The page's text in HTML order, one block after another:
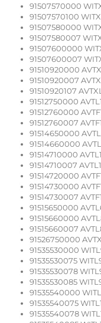
91507570000
91507570100
91507580000
91507580007
91507600000
91507600007
91510920000
91510920007
91510920107
91512750000
91512760000
91512760007
91514650000
91514660000
91514710000
91514710007
91514720000
91514730000
91514730007
91515650000
91515660000
91515660007
91526750000
91535530000
91535530075
91535530078
91535530085
91535540000
91535540075
91535540078